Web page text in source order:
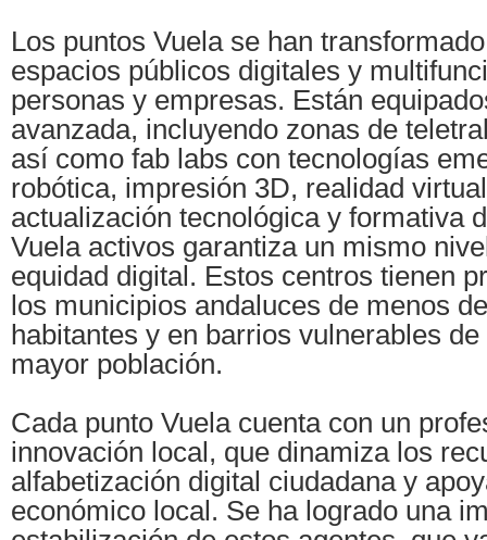
Los puntos Vuela se han
espacios públicos digitales y
personas y empresas. Están
avanzada, incluyendo zonas de
así como fab labs con tecnologías
robótica, impresión 3D, realidad
actualización tecnológica y formativa
Vuela activos garantiza un mismo
equidad digital. Estos centros tienen
los municipios andaluces de menos
habitantes y en barrios vulnerables
mayor población.
Cada punto Vuela cuenta con un
innovación local, que dinamiza los
alfabetización digital ciudadana y
económico local. Se ha logrado una